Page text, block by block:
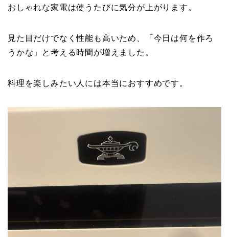
おしゃれな家電は使うたびに気分が上がります。
見た目だけでなく性能も高いため、「今日は何を作ろ
うかな」と考える時間が増えました。
料理を楽しみたい人には本当におすすめです。